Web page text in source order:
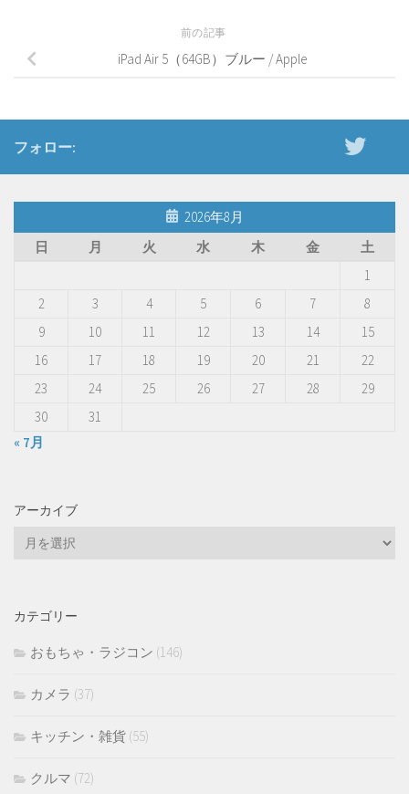
前の記事
iPad Air 5（64GB）ブルー / Apple
フォロー:
2026年8月
日
月 火 水 木 金
土
1
2
3 4 5 6 7
8
9
10 11 12 13 14
15
16
17 18 19 20 21
22
23
24 25 26 27 28
29
30
31
« 7月
アーカイブ
ブ
カテゴリー
おもちゃ・ラジコン (146)
カメラ (37)
キッチン・雑貨 (55)
クルマ (72)